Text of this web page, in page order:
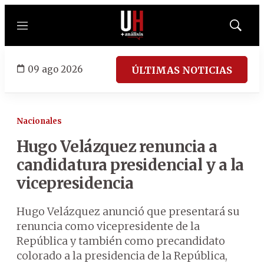
Menú
Mostrar
09 ago 2026 ÚLTIMAS NOTICIAS
Nacionales
Hugo Velázquez renuncia a
candidatura presidencial y a la
vicepresidencia
Hugo Velázquez anunció que presentará su
renuncia como vicepresidente de la
República y también como precandidato
colorado a la presidencia de la República,